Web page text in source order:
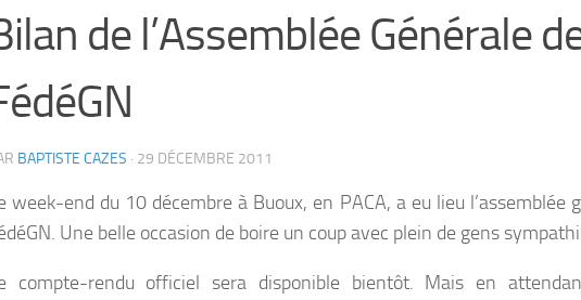
de l’Assemblée Générale
BAPTISTE CAZES · 29 DÉCEMBRE 2011
week-end du 10 décembre à Buoux, en PACA, a eu lieu l’assemblée
Une belle occasion de boire un coup avec plein de gens
compte-rendu officiel sera disponible bientôt. Mais en